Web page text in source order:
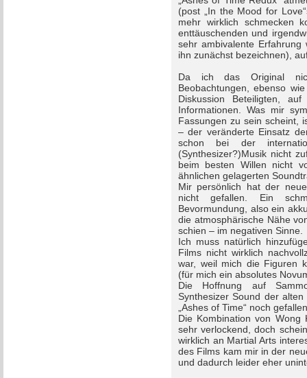
(post „In the Mood for
mehr wirklich schmecken
enttäuschenden und
sehr ambivalente
ihn zunächst bezeichnen),
Da ich das Original
Beobachtungen, ebenso
Diskussion Beteiligten,
Informationen. Was mir
Fassungen zu sein scheint,
– der veränderte Einsatz
schon bei der
(Synthesizer?)Musik nicht
beim besten Willen nicht
ähnlichen gelagerten
Mir persönlich hat der
nicht gefallen. Ein
Bevormundung, also ein
die atmosphärische Nähe
schien – im negativen Sinne.
Ich muss natürlich
Films nicht wirklich
war, weil mich die Figuren
(für mich ein absolutes
Die Hoffnung auf
Synthesizer Sound der
„Ashes of Time“ noch
Die Kombination von
sehr verlockend, doch
wirklich an Martial Arts
des Films kam mir in der
und dadurch leider eher